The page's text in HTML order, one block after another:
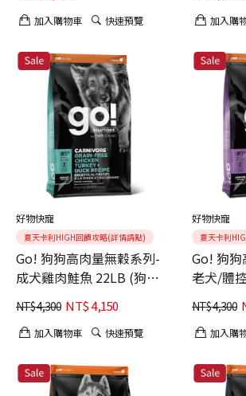
加入購物車 快速預覽 加入購
好物快寵
夏天卡利HIGH回饋攻略(詳情請點)
Go! 狗狗高肉量無穀系列-
成犬雞肉鮭魚 22LB (狗主
食、狗飼料)
NT$4,300 NT$4,150
加入購物車 快速預覽
好物快寵
夏天卡利
Go! 狗狗
老犬/體
22LB (
NT$4,300
加入購